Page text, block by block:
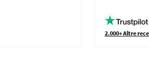
2.000+ Altre